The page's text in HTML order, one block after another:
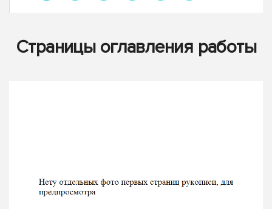
Страницы оглавления работы